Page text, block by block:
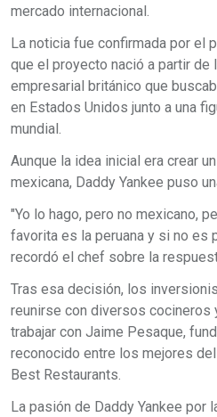
mercado internacional.
La noticia fue confirmada por el
que el proyecto nació a partir de
empresarial británico que
en Estados Unidos junto a una
mundial.
Aunque la idea inicial era crear
mexicana, Daddy Yankee puso
"Yo lo hago, pero no mexicano,
favorita es la peruana y si no es
recordó el chef sobre la
Tras esa decisión, los
reunirse con diversos cocineros
trabajar con Jaime Pesaque,
reconocido entre los mejores
Best Restaurants.
La pasión de Daddy Yankee por